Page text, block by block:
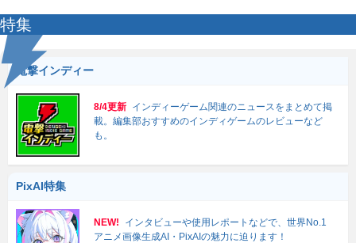
特集
電撃インディー
8/4更新 インディーゲーム関連のニュースをまとめて掲
載。編集部おすすめのインディゲームのレビューなど
も。
PixAI特集
NEW!
インタビューや使用レポートなどで、世界No.1
アニメ画像生成AI・PixAIの魅力に迫ります！